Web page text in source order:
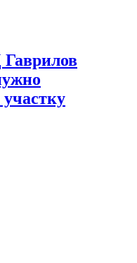
Гаврилов